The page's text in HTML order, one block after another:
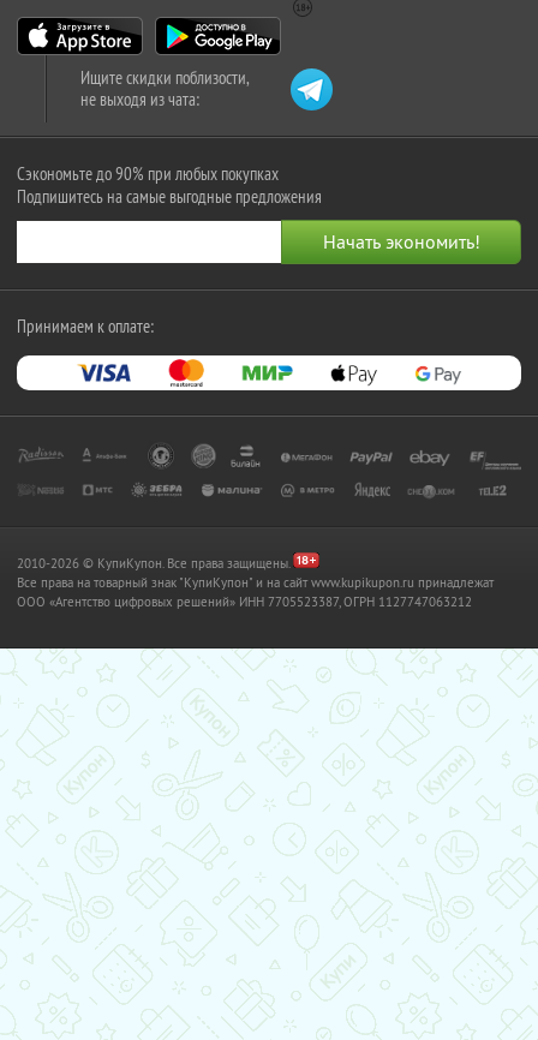
Ищите скидки поблизости,
не выходя из чата:
Сэкономьте до 90% при любых покупках
Подпишитесь на самые выгодные предложения
Принимаем к оплате:
2010-2026 © КупиКупон. Все права защищены.
Все права на товарный знак "КупиКупон" и на сайт www.kupikupon.ru принадлежат
OOO «Агентство цифровых решений» ИНН 7705523387, ОГРН 1127747063212